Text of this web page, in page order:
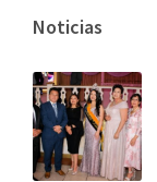
Noticias